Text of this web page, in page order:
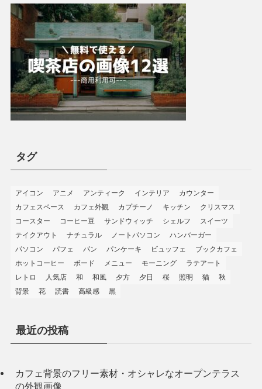
タグ
アイコン アニメ アンティーク インテリア
カウンター
カフェスペース
カフェ外観 カプチーノ キッチン
クリスマス
コースター
コーヒー豆 サンドウィッチ シェルフ
スイーツ
テイクアウト
ナチュラル ノートパソコン
ハンバーガー
パソコン
パフェ パン パンケーキ ビュッフェ
ブックカフェ
ホットコーヒー
ボード メニュー モーニング
ラテアート
レトロ
人気店 和 和風 夕方 夕日 桜 照明 猫
秋
背景
花 読書 高級感 黒
最近の投稿
カフェ背景のフリー素材・オシャレなオープンテラス
の外観画像